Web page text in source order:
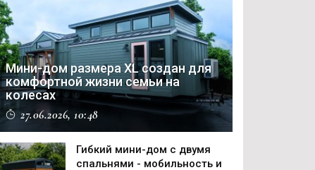
Мини-дом размера XL создан для
комфортной жизни семьи на
колесах
27.06.2026, 10:48
Гибкий мини-дом с двумя
спальнями - мобильность и